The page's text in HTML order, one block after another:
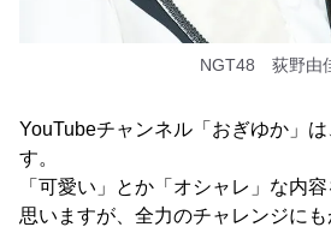
NGT48 荻野由
YouTubeチャンネル「おぎゆか」
す。
「可愛い」とか「オシャレ」な内
思いますが、全力のチャレンジに